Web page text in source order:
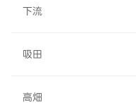
下流
吸田
高畑